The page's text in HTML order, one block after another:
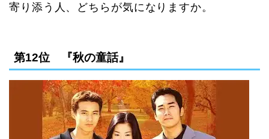
寄り添う人、どちらが気になりますか。
第12位 『秋の童話』